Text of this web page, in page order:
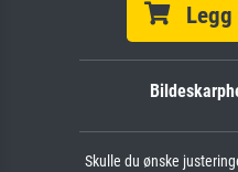
Legg i
Skulle du ønske